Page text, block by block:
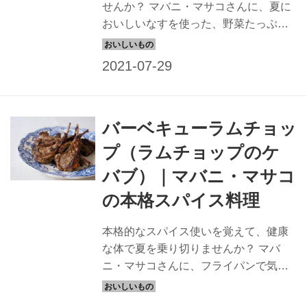
せんか？ マバニ・マサコさんに、夏に
おいしいなすを使った、野菜たっぷり
の、スパイスのきいたサンドイッチを
教えていただきました。
バーベキューラムチョッ
プ（ラムチョップのケ
バブ）｜マバニ・マサコ
の本格スパイス料理
本格的なスパイス使いを覚えて、健康
な体で夏を乗り切りませんか？ マバ
ニ・マサコさんに、フライパンで気軽
につくれる、スパイスのきいた、ラム